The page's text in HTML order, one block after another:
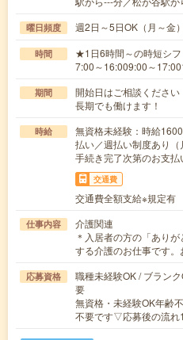
曜日頻度 週2日～5日OK（月～
時間
★1日6時間～の時短シ
7:00～16:009:00～
期間
開始日はご相談くださ
長期でも働けます！
時給
無資格未経験：時給
払い／週払い制度あり
手続き完了次第のお支払
交通費
交通費全額支給※規定有
仕事内容
介護関連
＊入居者の方の「あり
する介護のお仕事です
応募資格
職種未経験OK / ブラン
要
無資格・未経験OK年齢
不要です▽応募後の流